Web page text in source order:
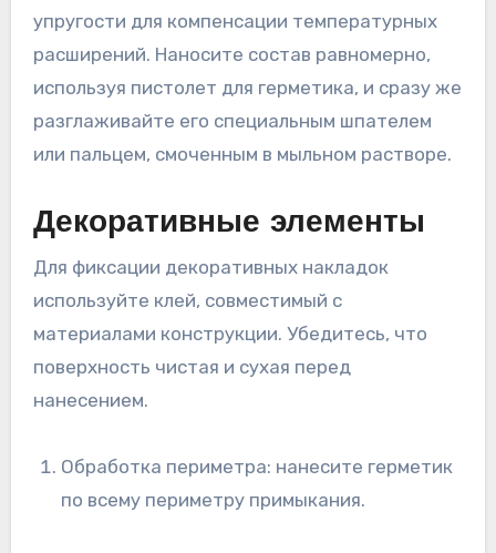
упругости для компенсации температурных
расширений. Наносите состав равномерно,
используя пистолет для герметика, и сразу же
разглаживайте его специальным шпателем
или пальцем, смоченным в мыльном растворе.
Декоративные элементы
Для фиксации декоративных накладок
используйте клей, совместимый с
материалами конструкции. Убедитесь, что
поверхность чистая и сухая перед
нанесением.
Обработка периметра: нанесите герметик
по всему периметру примыкания.